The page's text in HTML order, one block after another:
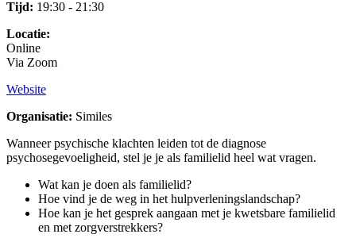
Tijd: 19:30 - 21:30
Locatie:
Online
Via Zoom
Website
Organisatie: Similes
Wanneer psychische klachten leiden tot de diagnose
psychosegevoeligheid, stel je je als familielid heel wat vragen.
Wat kan je doen als familielid?
Hoe vind je de weg in het hulpverleningslandschap?
Hoe kan je het gesprek aangaan met je kwetsbare familielid
en met zorgverstrekkers?